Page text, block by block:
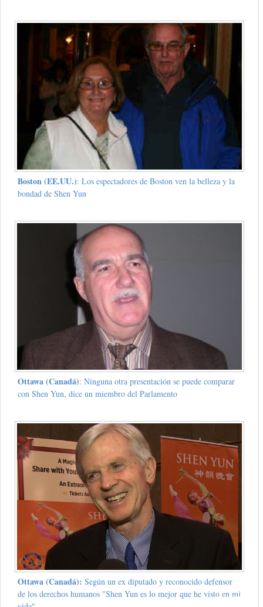
Boston (EE.UU.): Los espectadores de Boston ven la belleza y la
bondad de Shen Yun
Ottawa (Canadá): Ninguna otra presentación se puede comparar
con Shen Yun, dice un miembro del Parlamento
Ottawa (Canadá): Según un ex diputado y reconocido defensor
de los derechos humanos "Shen Yun es lo mejor que he visto en mi